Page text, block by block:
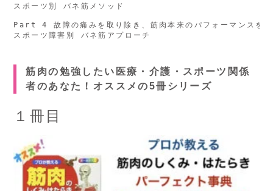
スポーツ別 バネ筋メソッド
Part 4 故障の痛みを取り除き、筋肉本来のパフォーマンスを
筋肉の勉強したい医療・介護・スポーツ関係
者のあなた！オススメの5冊シリーズ
１冊目